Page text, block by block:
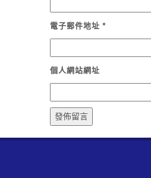
電子郵件地址 *
個人網站網址